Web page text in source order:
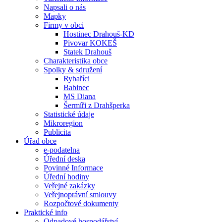
Napsali o nás
Mapky
Firmy v obci
Hostinec Drahouš-KD
Pivovar KOKEŠ
Statek Drahouš
Charakteristika obce
Spolky & sdružení
Rybaříci
Babinec
MS Diana
Šermíři z Drahšperka
Statistické údaje
Mikroregion
Publicita
Úřad obce
e-podatelna
Úřední deska
Povinné Informace
Úřední hodiny
Veřejné zakázky
Veřejnoprávní smlouvy
Rozpočtové dokumenty
Praktické info